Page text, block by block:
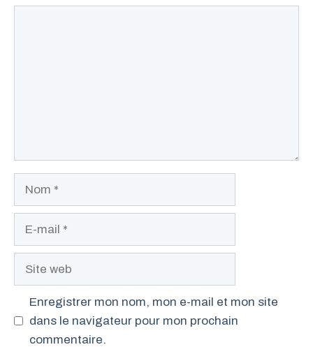
Site
Enregistrer mon nom, mon e-mail et mon site
dans le navigateur pour mon prochain
commentaire.